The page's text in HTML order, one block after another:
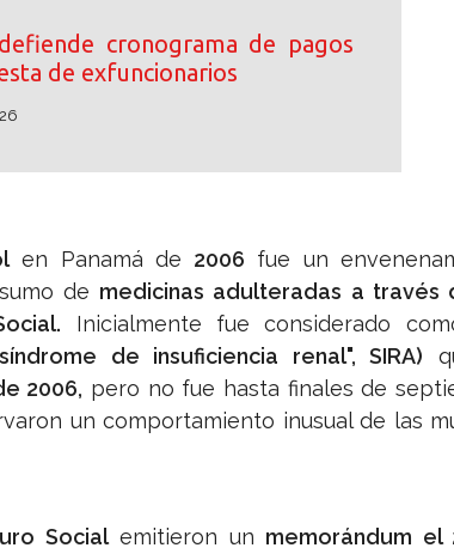
cronograma de pagos
de exfuncionarios
en Panamá de 2006 fue un
de medicinas adulteradas a través
Inicialmente fue considerado
de insuficiencia renal", SIRA)
2006, pero no fue hasta finales de
un comportamiento inusual de las
Socialemitieron un memorándum el